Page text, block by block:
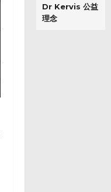
Dr Kervis 公益
理念